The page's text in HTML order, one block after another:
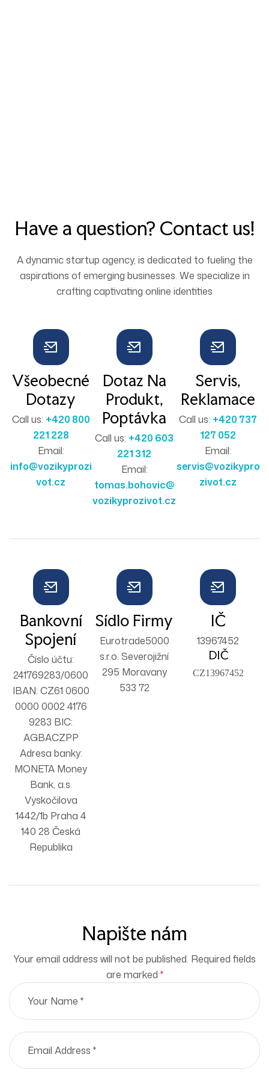
Have a question? Contact us!
A dynamic startup agency, is dedicated to fueling the
aspirations of emerging businesses. We specialize in
crafting captivating online identities
Všeobecné
Dotazy
Call us: +420 800
221 228
Email:
info@vozikyprozi
vot.cz
Dotaz Na
Produkt,
Poptávka
Call us: +420 603
221 312
Email:
tomas.bohovic@
vozikyprozivot.cz
Servis,
Reklamace
Call us: +420 737
127 052
Email:
servis@vozikypro
zivot.cz
Bankovní
Spojení
Číslo účtu:
241769283/0600
IBAN: CZ61 0600
0000 0002 4176
9283 BIC:
AGBACZPP
Adresa banky:
MONETA Money
Bank, a.s.
Vyskočilova
1442/1b Praha 4
140 28 Česká
Republika
Sídlo Firmy
Eurotrade5000
s.r.o. Severojižní
295 Moravany
533 72
IČ
13967452
DIČ
CZ13967452
Napište nám
Your email address will not be published. Required fields
are marked *